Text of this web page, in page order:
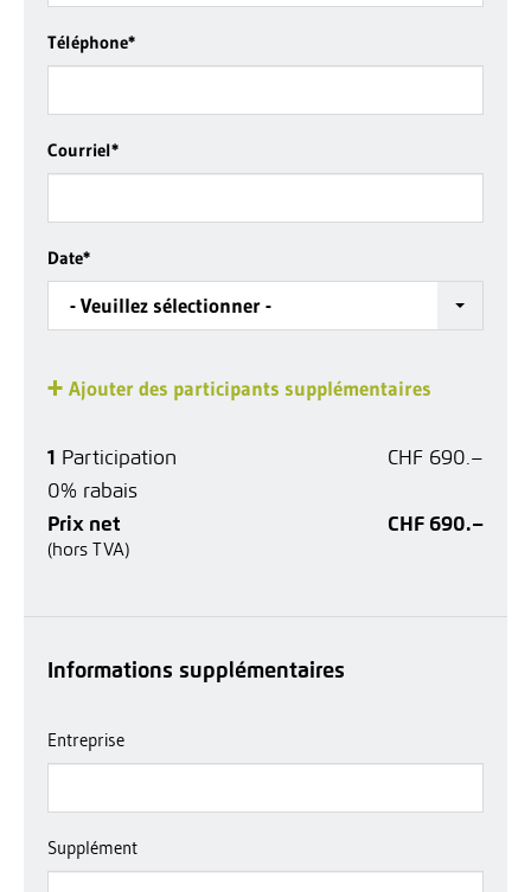
Téléphone*
Courriel*
Date*
- Veuillez sélectionner -
Ajouter des participants supplémentaires
1 Participation
CHF 690.–
0% rabais
Prix net
(hors TVA)
CHF 690.–
Informations supplémentaires
Entreprise
Supplément